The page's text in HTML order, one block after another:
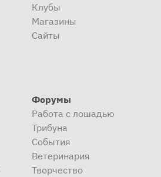
Клубы
Магазины
Сайты
Форумы
Работа с лошадью
Трибуна
События
Ветеринария
Творчество